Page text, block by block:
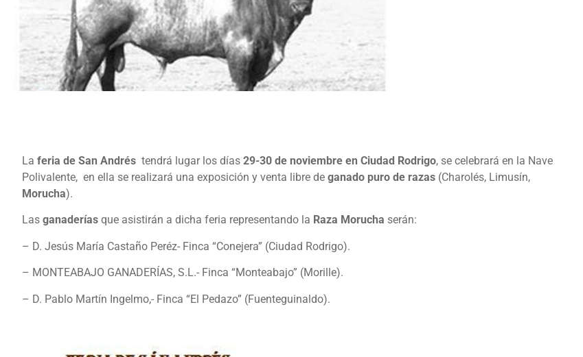
La feria de San Andrés tendrá lugar los días 29-30 de noviembre en Ciudad Rodrigo, se celebrará en la Nave
Polivalente, en ella se realizará una exposición y venta libre de ganado puro de razas (Charolés, Limusín,
Morucha).
Las ganaderías que asistirán a dicha feria representando la Raza Morucha serán:
– D. Jesús María Castaño Peréz- Finca “Conejera” (Ciudad Rodrigo).
– MONTEABAJO GANADERÍAS, S.L.- Finca “Monteabajo” (Morille).
– D. Pablo Martín Ingelmo,- Finca “El Pedazo” (Fuenteguinaldo).